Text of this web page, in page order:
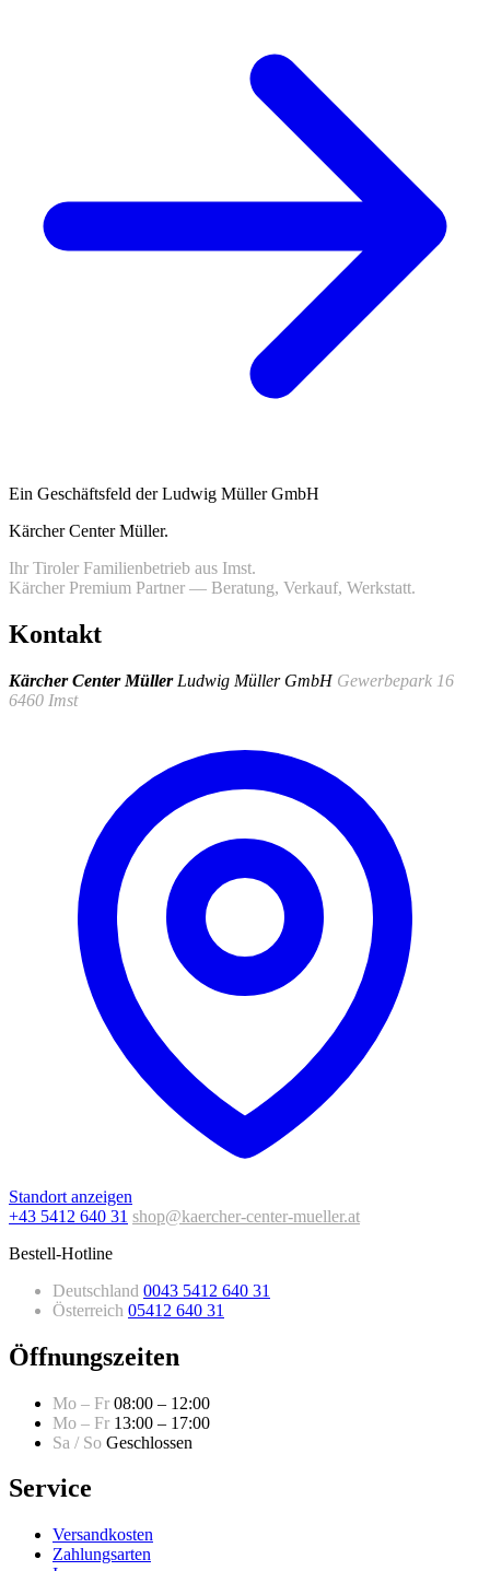
Ein Geschäftsfeld der Ludwig Müller GmbH
Kärcher Center Müller.
Ihr Tiroler Familienbetrieb aus Imst.
Kärcher Premium Partner — Beratung, Verkauf, Werkstatt.
Kontakt
Kärcher Center Müller Ludwig Müller GmbH Gewerbepark 16
6460 Imst
Standort anzeigen
+43 5412 640 31 shop@kaercher-center-mueller.at
Bestell-Hotline
Deutschland 0043 5412 640 31
Österreich 05412 640 31
Öffnungszeiten
Mo – Fr 08:00 – 12:00
Mo – Fr 13:00 – 17:00
Sa / So Geschlossen
Service
Versandkosten
Zahlungsarten